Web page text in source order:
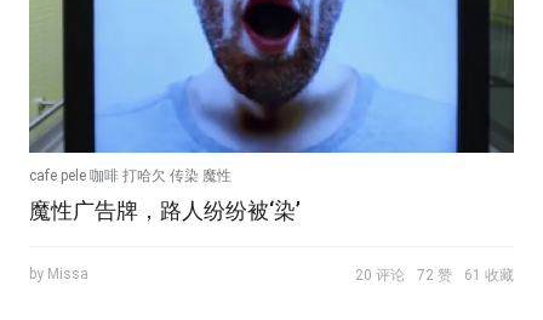
cafe pele 咖啡 打哈欠 传染 魔性
魔性广告牌，路人纷纷被‘染’
by Missa 20 评论 72 赞 61 收藏